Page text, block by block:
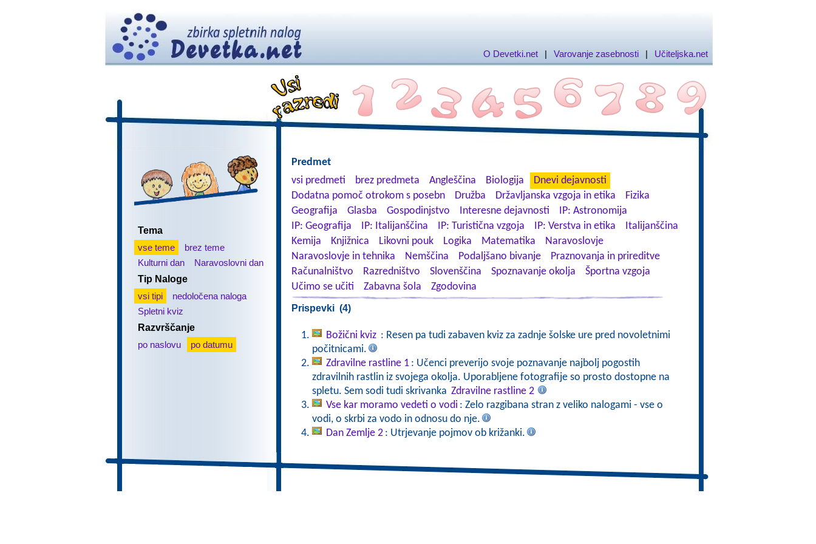
O Devetki.net | Varovanje zasebnosti | Učiteljska.net
Tema
vse teme
brez teme
Kulturni dan
Naravoslovni dan
Tip Naloge
vsi tipi
nedoločena naloga
Spletni kviz
Razvrščanje
po naslovu
po datumu
Predmet
vsi predmeti
brez predmeta Angleščina Biologija
Dnevi dejavnosti
Dodatna pomoč otrokom s posebn
Družba Državljanska vzgoja in etika
Fizika
Geografija
Glasba Gospodinjstvo Interesne dejavnosti
IP: Astronomija
IP: Geografija
IP: Italijanščina IP: Turistična vzgoja IP: Verstva in etika
Italijanščina
Kemija
Knjižnica Likovni pouk Logika Matematika
Naravoslovje
Naravoslovje in tehnika
Nemščina Podaljšano bivanje
Praznovanja in prireditve
Računalništvo
Razredništvo Slovenščina Spoznavanje okolja
Športna vzgoja
Učimo se učiti
Zabavna šola Zgodovina
Prispevki (4)
Božični kviz : Resen pa tudi zabaven kviz za zadnje šolske ure pred novoletnimi
počitnicami.
Zdravilne rastline 1 : Učenci preverijo svoje poznavanje najbolj pogostih
zdravilnih rastlin iz svojega okolja. Uporabljene fotografije so prosto dostopne na
spletu. Sem sodi tudi skrivanka Zdravilne rastline 2
Vse kar moramo vedeti o vodi : Zelo razgibana stran z veliko nalogami - vse o
vodi, o skrbi za vodo in odnosu do nje.
Dan Zemlje 2 : Utrjevanje pojmov ob križanki.